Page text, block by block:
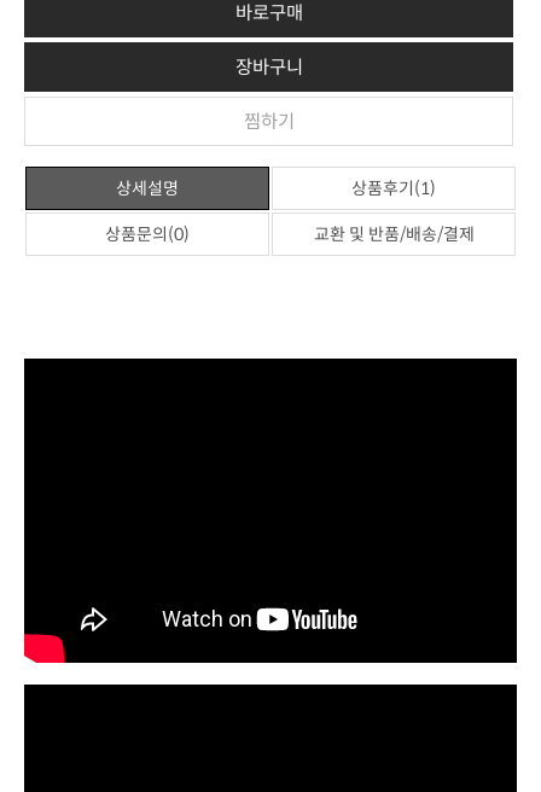
바로구매
장바구니
찜하기
상세설명 상품후기(1)
상품문의(0) 교환 및 반품/배송/결제